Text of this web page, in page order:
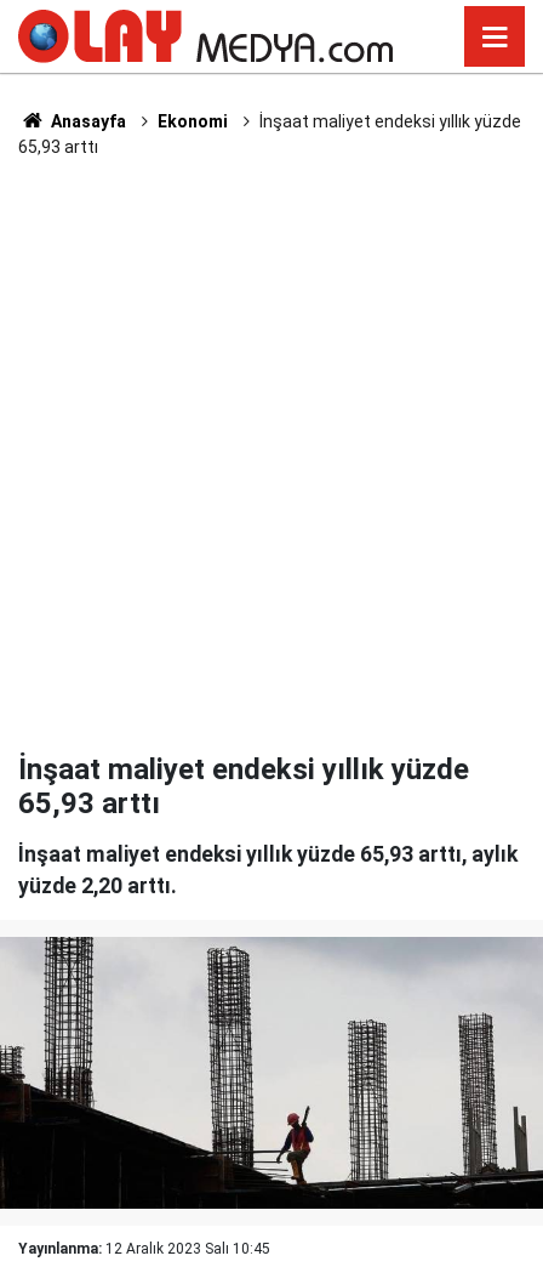
Anasayfa Ekonomi
İnşaat maliyet endeksi yıllık yüzde
65,93 arttı
İnşaat maliyet endeksi yıllık yüzde
65,93 arttı
İnşaat maliyet endeksi yıllık yüzde 65,93 arttı, aylık
yüzde 2,20 arttı.
Yayınlanma: 12 Aralık 2023 Salı 10:45